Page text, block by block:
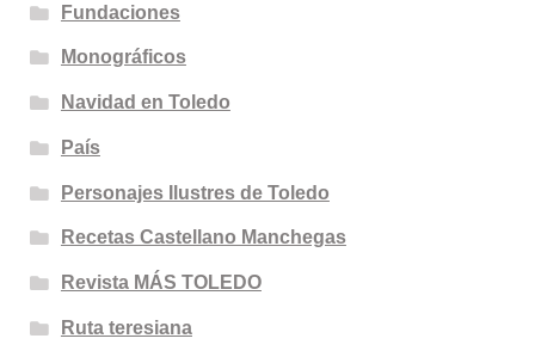
Fundaciones
Monográficos
Navidad en Toledo
País
Personajes Ilustres de Toledo
Recetas Castellano Manchegas
Revista MÁS TOLEDO
Ruta teresiana